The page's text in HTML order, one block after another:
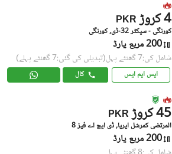
PKR 4 کروڑ
کورنگی - سیکٹر 32-ڈی, کورنگی
200 مربع یارڈ
شامل کی:7 گھنٹے پہل (تبدیلی کی گئی:7 گھنٹے پہلے)
ایس ایم ایس کال
PKR 45 کروڑ
المرتضی کمرشل ایریا, ڈی ایچ اے فیز 8
200 مربع یارڈ